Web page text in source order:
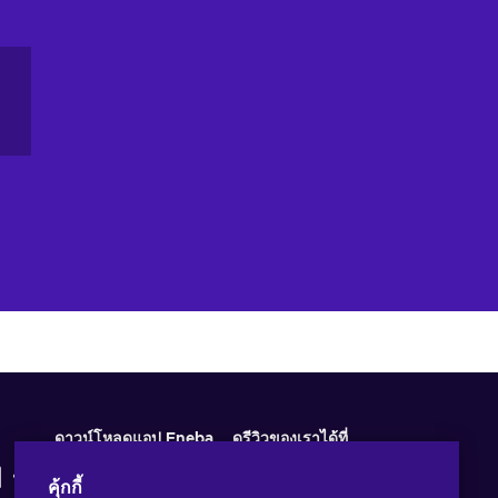
ดาวน์โหลดแอป Eneba ดูรีวิวของเราได้ที่
คุ้กกี้